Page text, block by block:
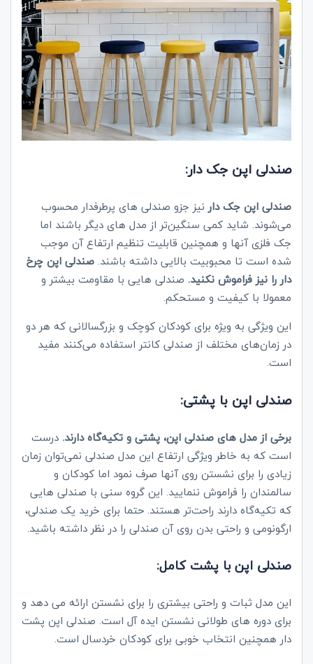
صندلی اپن جک دار:
صندلی اپن جک‌ دار نیز جزو صندلی های پرطرفدار محسوب
می‌شوند. شاید کمی سنگین‌تر از مدل های دیگر باشند اما
جک فلزی آنها و همچنین قابلیت تنظیم ارتفاع آن موجب
شده است تا محبوبیت بالایی داشته باشند.صندلی اپن چرخ
دار را نیز فراموش نکنید. صندلی هایی با مقاومت بیشتر و
معمولا با کیفیت و مستحکم.
این ویژگی به ویژه برای کودکان کوچک و بزرگسالانی که هر دو
در زمان‌های مختلف از صندلی کانتر استفاده می‌کنند مفید
است.
صندلی اپن با پشتی:
برخی از مدل های صندلی اپن، پشتی و تکیه‌گاه دارند. درست
است که به خاطر ویژگی ارتفاع این مدل صندلی نمی‌توان زمان
زیادی را برای نشستن روی آنها صرف نمود اما کودکان و
سالمندان را فراموش ننمایید. این گروه سنی با صندلی‌ هایی
که تکیه‌گاه دارند راحت‌تر هستند. حتما برای خرید یک صندلی،
ارگونومی و راحتی بدن روی آن صندلی را در نظر داشته باشید.
صندلی اپن با پشت کامل:
این مدل ثبات و راحتی بیشتری را برای نشستن ارائه می دهد و
برای دوره های طولانی نشستن ایده آل است. صندلی اپن پشت
دار همچنین انتخاب خوبی برای کودکان خردسال است.